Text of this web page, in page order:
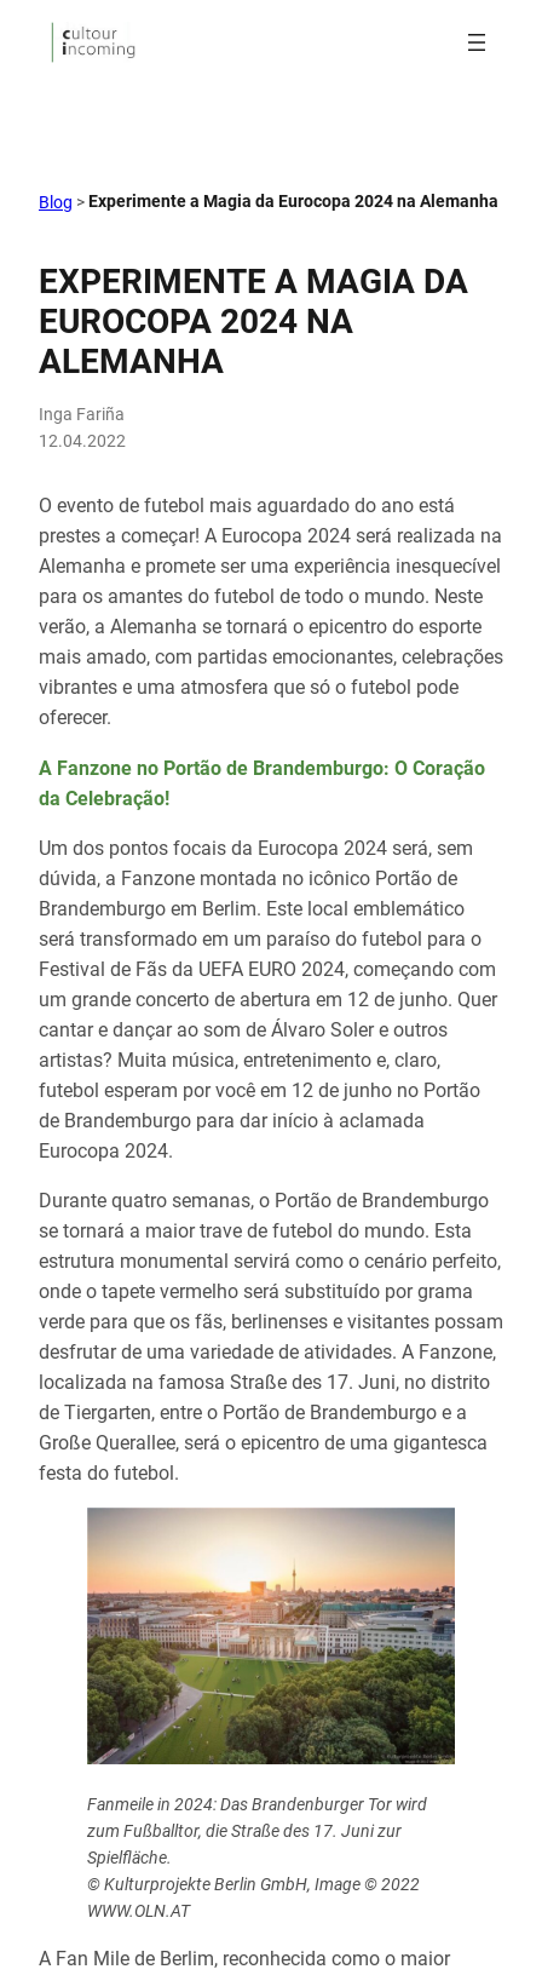
Blog >Experimente a Magia da Eurocopa 2024 na Alemanha
EXPERIMENTE A MAGIA DA
EUROCOPA 2024 NA
ALEMANHA
Inga Fariña
12.04.2022
O evento de futebol mais aguardado do ano está
prestes a começar! A Eurocopa 2024 será realizada na
Alemanha e promete ser uma experiência inesquecível
para os amantes do futebol de todo o mundo. Neste
verão, a Alemanha se tornará o epicentro do esporte
mais amado, com partidas emocionantes, celebrações
vibrantes e uma atmosfera que só o futebol pode
oferecer.
A Fanzone no Portão de Brandemburgo: O Coração
da Celebração!
Um dos pontos focais da Eurocopa 2024 será, sem
dúvida, a Fanzone montada no icônico Portão de
Brandemburgo em Berlim. Este local emblemático
será transformado em um paraíso do futebol para o
Festival de Fãs da UEFA EURO 2024, começando com
um grande concerto de abertura em 12 de junho. Quer
cantar e dançar ao som de Álvaro Soler e outros
artistas? Muita música, entretenimento e, claro,
futebol esperam por você em 12 de junho no Portão
de Brandemburgo para dar início à aclamada
Eurocopa 2024.
Durante quatro semanas, o Portão de Brandemburgo
se tornará a maior trave de futebol do mundo. Esta
estrutura monumental servirá como o cenário perfeito,
onde o tapete vermelho será substituído por grama
verde para que os fãs, berlinenses e visitantes possam
desfrutar de uma variedade de atividades. A Fanzone,
localizada na famosa Straße des 17. Juni, no distrito
de Tiergarten, entre o Portão de Brandemburgo e a
Große Querallee, será o epicentro de uma gigantesca
festa do futebol.
Fanmeile in 2024: Das Brandenburger Tor wird
zum Fußballtor, die Straße des 17. Juni zur
Spielfläche.
© Kulturprojekte Berlin GmbH, Image © 2022
WWW.OLN.AT
A Fan Mile de Berlim, reconhecida como o maior